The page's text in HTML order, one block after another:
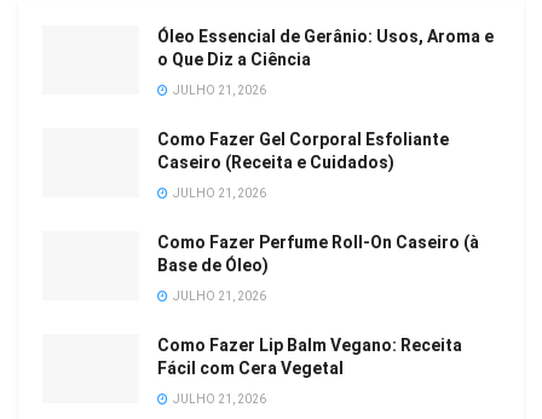
Óleo Essencial de Gerânio: Usos, Aroma e
o Que Diz a Ciência
JULHO 21, 2026
Como Fazer Gel Corporal Esfoliante
Caseiro (Receita e Cuidados)
JULHO 21, 2026
Como Fazer Perfume Roll-On Caseiro (à
Base de Óleo)
JULHO 21, 2026
Como Fazer Lip Balm Vegano: Receita
Fácil com Cera Vegetal
JULHO 21, 2026